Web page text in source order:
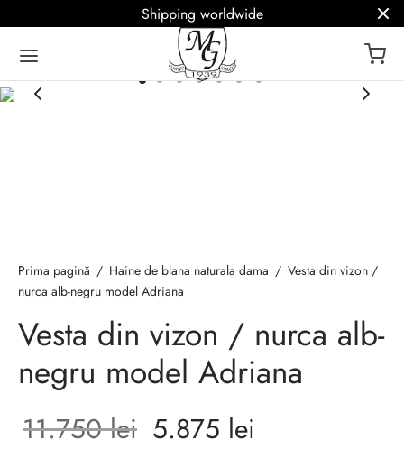
Shipping worldwide
Prima pagină / Haine de blana naturala dama / Vesta din vizon /
nurca alb-negru model Adriana
Vesta din vizon / nurca alb-
negru model Adriana
11.750lei Prețul
5.875 lei
de blana naturala
de blana
Etole de blana
/ Haine la comanda
haine de blana
haine de blana
blanuri (Fur SPA)
termeni blanarie